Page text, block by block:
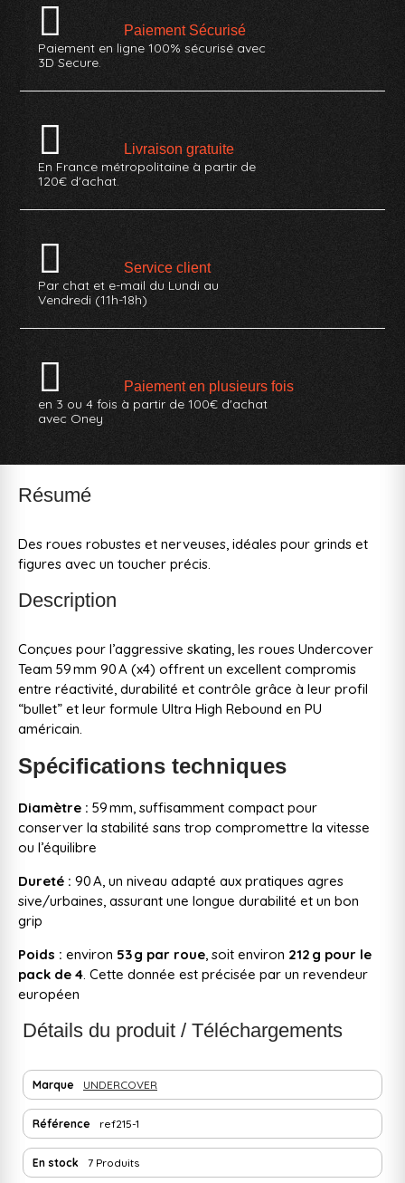
Paiement Sécurisé
Paiement en ligne 100% sécurisé avec
3D Secure.
Livraison gratuite
En France métropolitaine à partir de
120€ d'achat.
Service client
Par chat et e-mail du Lundi au
Vendredi (11h-18h)
Paiement en plusieurs fois
en 3 ou 4 fois à partir de 100€ d'achat
avec Oney
Résumé
Des roues robustes et nerveuses, idéales pour grinds et
figures avec un toucher précis.
Description
Conçues pour l’aggressive skating, les roues Undercover
Team 59 mm 90 A (x4) offrent un excellent compromis
entre réactivité, durabilité et contrôle grâce à leur profil
“bullet” et leur formule Ultra High Rebound en PU
américain.
Spécifications techniques
Diamètre : 59 mm, suffisamment compact pour
conserver la stabilité sans trop compromettre la vitesse
ou l’équilibre
Dureté : 90 A, un niveau adapté aux pratiques agres
sive/urbaines, assurant une longue durabilité et un bon
grip
Poids : environ 53 g par roue, soit environ 212 g pour le
pack de 4. Cette donnée est précisée par un revendeur
européen
Détails du produit / Téléchargements
Marque UNDERCOVER
Référence ref215-1
En stock 7 Produits